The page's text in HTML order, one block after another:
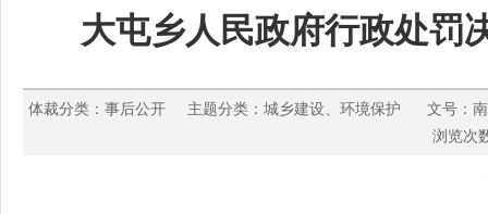
大屯乡人民政府行政处罚
体裁分类：事后公开 主题分类：城乡建设、环境保护 文号：
浏览次